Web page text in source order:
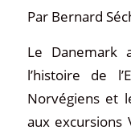
Par Bernard
Le Danemark
l’histoire de
Norvégiens et
aux excursions